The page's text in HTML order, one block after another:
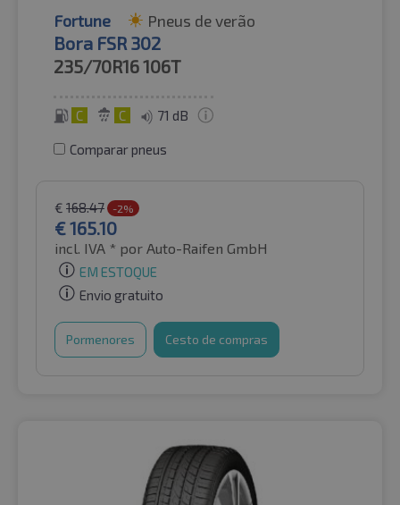
Fortune Pneus de verão
Bora FSR 302
235/70R16106T
C C 71 dB
Comparar pneus
€ 168.47 -2%
€165.10
incl. IVA * por Auto-Raifen GmbH
EM ESTOQUE
Envio gratuito
Pormenores Cesto de compras